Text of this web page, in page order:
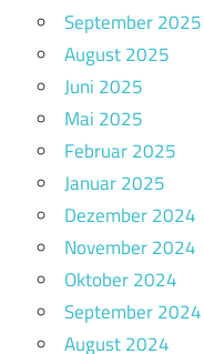
September 2025
August 2025
Juni 2025
Mai 2025
Februar 2025
Januar 2025
Dezember 2024
November 2024
Oktober 2024
September 2024
August 2024